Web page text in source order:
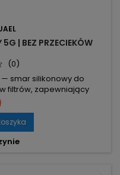
| BEZ PRZECIEKÓW
(0)
smar silikonowy do
filtrów, zapewniający
Przeznaczenie: do
zapewnia odpowiednie
silikonowy – stosowany
saszetka 5 g –
g.